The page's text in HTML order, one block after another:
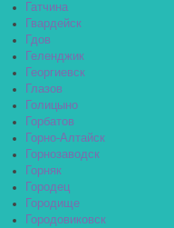
Гатчина
Гвардейск
Гдов
Геленджик
Георгиевск
Глазов
Голицыно
Горбатов
Горно-Алтайск
Горнозаводск
Горняк
Городец
Городище
Городовиковск